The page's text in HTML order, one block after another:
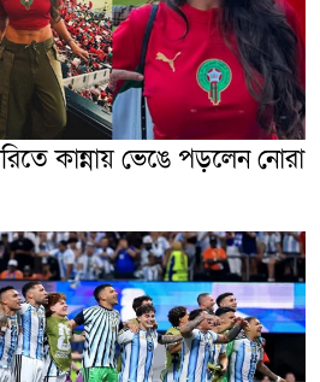
কান্নায় ভেঙে পড়লেন নোরা